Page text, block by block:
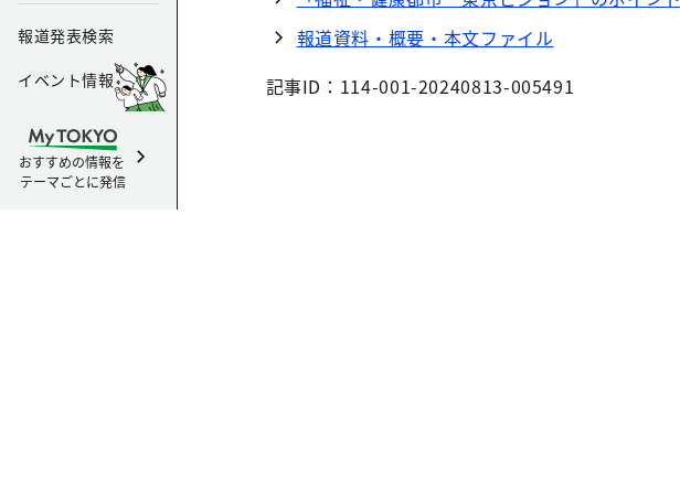
報道発表検索
イベント情報
おすすめの情報を
テーマごとに発信
報道資料・概要・本文ファイル
記事ID：114-001-20240813-005491